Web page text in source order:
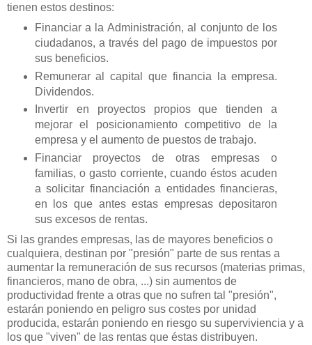
tienen estos destinos:
Financiar a la Administración, al conjunto de los
ciudadanos, a través del pago de impuestos por
sus beneficios.
Remunerar al capital que financia la empresa.
Dividendos.
Invertir en proyectos propios que tienden a
mejorar el posicionamiento competitivo de la
empresa y el aumento de puestos de trabajo.
Financiar proyectos de otras empresas o
familias, o gasto corriente, cuando éstos acuden
a solicitar financiación a entidades financieras,
en los que antes estas empresas depositaron
sus excesos de rentas.
Si las grandes empresas, las de mayores beneficios o
cualquiera, destinan por "presión" parte de sus rentas a
aumentar la remuneración de sus recursos (materias primas,
financieros, mano de obra, ...) sin aumentos de
productividad frente a otras que no sufren tal "presión",
estarán poniendo en peligro sus costes por unidad
producida, estarán poniendo en riesgo su superviviencia y a
los que "viven" de las rentas que éstas distribuyen.